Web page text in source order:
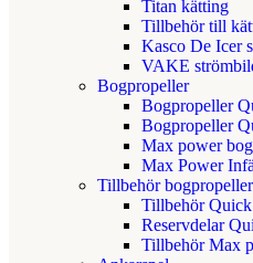
Titan kätting
Tillbehör till
Kasco De Icer
VAKE
Bogpropeller
Bogpropeller
Bogpropeller
Max power
Max Power
Tillbehör bogpropeller
Tillbehör
Reservdelar
Tillbehör Max